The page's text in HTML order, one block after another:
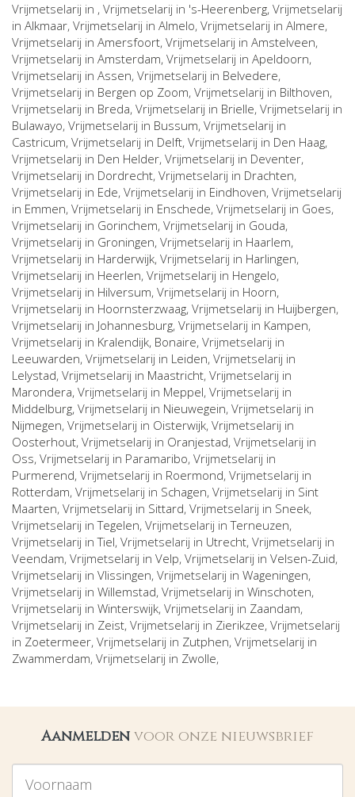
Vrijmetselarij in , Vrijmetselarij in 's-Heerenberg, Vrijmetselarij
in Alkmaar, Vrijmetselarij in Almelo, Vrijmetselarij in Almere,
Vrijmetselarij in Amersfoort, Vrijmetselarij in Amstelveen,
Vrijmetselarij in Amsterdam, Vrijmetselarij in Apeldoorn,
Vrijmetselarij in Assen, Vrijmetselarij in Belvedere,
Vrijmetselarij in Bergen op Zoom, Vrijmetselarij in Bilthoven,
Vrijmetselarij in Breda, Vrijmetselarij in Brielle, Vrijmetselarij in
Bulawayo, Vrijmetselarij in Bussum, Vrijmetselarij in
Castricum, Vrijmetselarij in Delft, Vrijmetselarij in Den Haag,
Vrijmetselarij in Den Helder, Vrijmetselarij in Deventer,
Vrijmetselarij in Dordrecht, Vrijmetselarij in Drachten,
Vrijmetselarij in Ede, Vrijmetselarij in Eindhoven, Vrijmetselarij
in Emmen, Vrijmetselarij in Enschede, Vrijmetselarij in Goes,
Vrijmetselarij in Gorinchem, Vrijmetselarij in Gouda,
Vrijmetselarij in Groningen, Vrijmetselarij in Haarlem,
Vrijmetselarij in Harderwijk, Vrijmetselarij in Harlingen,
Vrijmetselarij in Heerlen, Vrijmetselarij in Hengelo,
Vrijmetselarij in Hilversum, Vrijmetselarij in Hoorn,
Vrijmetselarij in Hoornsterzwaag, Vrijmetselarij in Huijbergen,
Vrijmetselarij in Johannesburg, Vrijmetselarij in Kampen,
Vrijmetselarij in Kralendijk, Bonaire, Vrijmetselarij in
Leeuwarden, Vrijmetselarij in Leiden, Vrijmetselarij in
Lelystad, Vrijmetselarij in Maastricht, Vrijmetselarij in
Marondera, Vrijmetselarij in Meppel, Vrijmetselarij in
Middelburg, Vrijmetselarij in Nieuwegein, Vrijmetselarij in
Nijmegen, Vrijmetselarij in Oisterwijk, Vrijmetselarij in
Oosterhout, Vrijmetselarij in Oranjestad, Vrijmetselarij in
Oss, Vrijmetselarij in Paramaribo, Vrijmetselarij in
Purmerend, Vrijmetselarij in Roermond, Vrijmetselarij in
Rotterdam, Vrijmetselarij in Schagen, Vrijmetselarij in Sint
Maarten, Vrijmetselarij in Sittard, Vrijmetselarij in Sneek,
Vrijmetselarij inTegelen, Vrijmetselarij inTerneuzen,
Vrijmetselarij inTiel, Vrijmetselarij in Utrecht, Vrijmetselarij in
Veendam, Vrijmetselarij in Velp, Vrijmetselarij in Velsen-Zuid,
Vrijmetselarij in Vlissingen, Vrijmetselarij in Wageningen,
Vrijmetselarij in Willemstad, Vrijmetselarij in Winschoten,
Vrijmetselarij in Winterswijk, Vrijmetselarij in Zaandam,
Vrijmetselarij in Zeist, Vrijmetselarij in Zierikzee, Vrijmetselarij
in Zoetermeer, Vrijmetselarij in Zutphen, Vrijmetselarij in
Zwammerdam, Vrijmetselarij in Zwolle,
Aanmelden voor onze nieuwsbrief